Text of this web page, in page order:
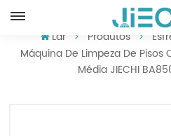
Lar Produtos
Máquina De Limpeza De Pisos
Média JIECHI